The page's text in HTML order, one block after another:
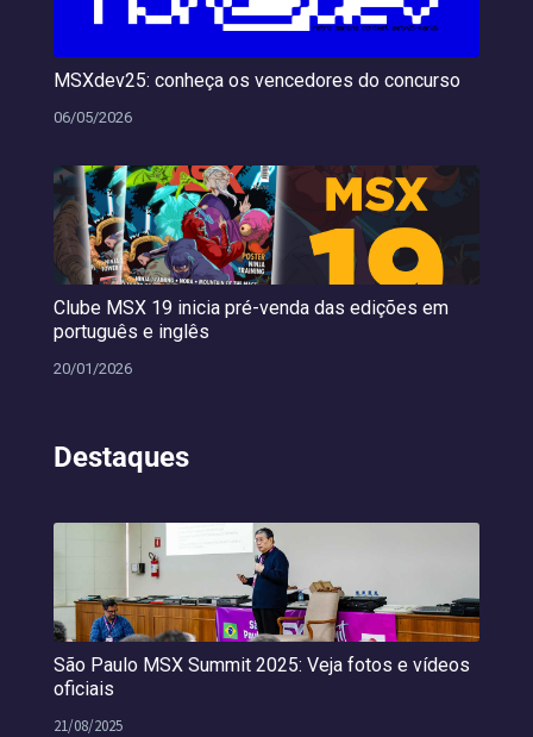
MSXdev25: conheça os vencedores do concurso
06/05/2026
Clube MSX 19 inicia pré-venda das edições em
português e inglês
20/01/2026
Destaques
São Paulo MSX Summit 2025: Veja fotos e vídeos
oficiais
21/08/2025